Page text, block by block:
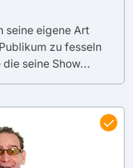
seine eigene Art
zu fesseln
seine Show...